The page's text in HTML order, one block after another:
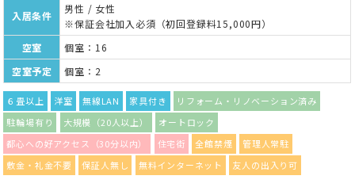
入居条件
男性 / 女性
※保証会社加入必須（初回登録料15,000円）
空室
個室：16
空室予定
個室：2
６畳以上 洋室 無線LAN 家具付き
リフォーム・リノベーション済み
駐輪場有り
大規模（20人以上）
オートロック
都心への好アクセス（30分以内）
住宅街 全館禁煙
管理人常駐
敷金・礼金不要
保証人無し 無料インターネット 友人の出入り可